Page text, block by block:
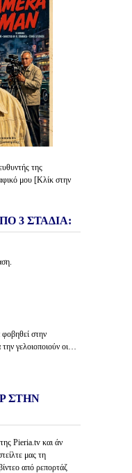
της
μου [Κλίκ στην
3 ΣΤΑΔΙΑ:
στην
γελοιοποιούν οι…
ΣΤΗΝ
Pieria.tv και άν
μας τη
από ρεπορτάζ